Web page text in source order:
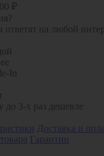
₽
на любой
In
до 3-х раз дешевле
Доставка и
Гарантии